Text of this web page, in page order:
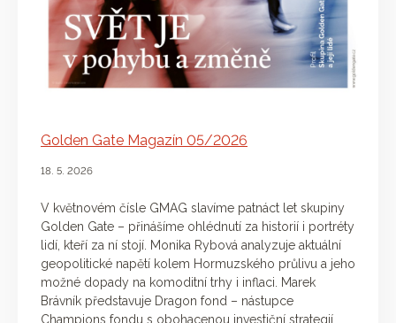
Golden Gate Magazín 05/2026
18. 5. 2026
V květnovém čísle GMAG slavíme patnáct let skupiny
Golden Gate – přinášíme ohlédnutí za historií i portréty
lidí, kteří za ní stojí. Monika Rybová analyzuje aktuální
geopolitické napětí kolem Hormuzského průlivu a jeho
možné dopady na komoditní trhy i inflaci. Marek
Brávník představuje Dragon fond – nástupce
Champions fondu s obohacenou investiční strategií,